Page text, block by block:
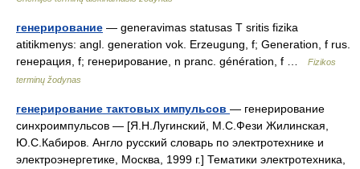
генерирование — generavimas statusas T sritis fizika
atitikmenys: angl. generation vok. Erzeugung, f; Generation, f rus.
генерация, f; генерирование, n pranc. génération, f …
Fizikos
terminų žodynas
генерирование тактовых импульсов — генерирование
синхроимпульсов — [Я.Н.Лугинский, М.С.Фези Жилинская,
Ю.С.Кабиров. Англо русский словарь по электротехнике и
электроэнергетике, Москва, 1999 г.] Тематики электротехника,